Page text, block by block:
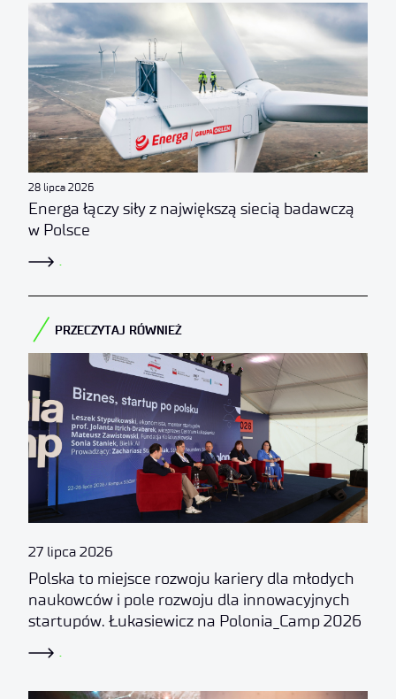
Energa łączy siły z największą siecią badawczą
w Polsce
28 lipca 2026
PRZECZYTAJ RÓWNIEŻ​
Polska to miejsce rozwoju kariery dla młodych
naukowców i pole rozwoju dla innowacyjnych
startupów. Łukasiewicz na Polonia_Camp 2026
27 lipca 2026